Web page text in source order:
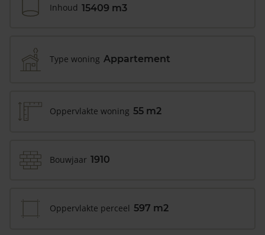
Inhoud 15409 m3
Type woning Appartement
Oppervlakte woning 55 m2
Bouwjaar 1910
Oppervlakte perceel 597 m2